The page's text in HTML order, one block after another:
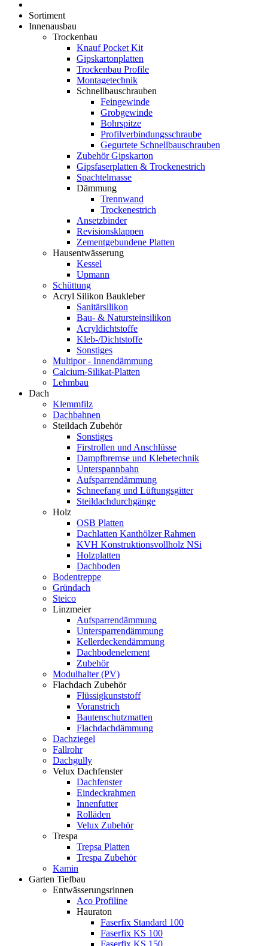
Sortiment
Innenausbau
Trockenbau
Knauf Pocket Kit
Gipskartonplatten
Trockenbau Profile
Montagetechnik
Schnellbauschrauben
Feingewinde
Grobgewinde
Bohrspitze
Profilverbindungsschraube
Gegurtete Schnellbauschrauben
Zubehör Gipskarton
Gipsfaserplatten & Trockenestrich
Spachtelmasse
Dämmung
Trennwand
Trockenestrich
Ansetzbinder
Revisionsklappen
Zementgebundene Platten
Hausentwässerung
Kessel
Upmann
Schüttung
Acryl Silikon Baukleber
Sanitärsilikon
Bau- & Natursteinsilikon
Acryldichtstoffe
Kleb-/Dichtstoffe
Sonstiges
Multipor - Innendämmung
Calcium-Silikat-Platten
Lehmbau
Dach
Klemmfilz
Dachbahnen
Steildach Zubehör
Sonstiges
Firstrollen und Anschlüsse
Dampfbremse und Klebetechnik
Unterspannbahn
Aufsparrendämmung
Schneefang und Lüftungsgitter
Steildachdurchgänge
Holz
OSB Platten
Dachlatten Kanthölzer Rahmen
KVH Konstruktionsvollholz NSi
Holzplatten
Dachboden
Bodentreppe
Gründach
Steico
Linzmeier
Aufsparrendämmung
Untersparrendämmung
Kellerdeckendämmung
Dachbodenelement
Zubehör
Modulhalter (PV)
Flachdach Zubehör
Flüssigkunststoff
Voranstrich
Bautenschutzmatten
Flachdachdämmung
Dachziegel
Fallrohr
Dachgully
Velux Dachfenster
Dachfenster
Eindeckrahmen
Innenfutter
Rolläden
Velux Zubehör
Trespa
Trepsa Platten
Trespa Zubehör
Kamin
Garten Tiefbau
Entwässerungsrinnen
Aco Profiline
Hauraton
Faserfix Standard 100
Faserfix KS 100
Faserfix KS 150